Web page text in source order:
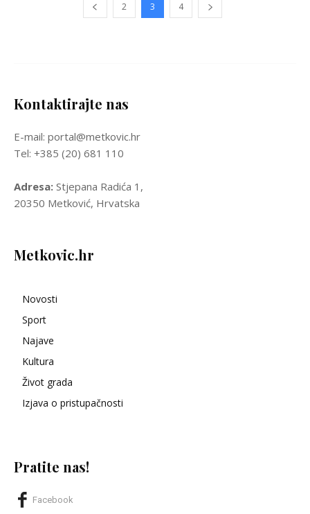
2 3 4
Kontaktirajte nas
E-mail: portal@metkovic.hr
Tel: +385 (20) 681 110
Adresa: Stjepana Radića 1,
20350 Metković, Hrvatska
Metkovic.hr
Novosti
Sport
Najave
Kultura
Život grada
Izjava o pristupačnosti
Pratite nas!
Facebook